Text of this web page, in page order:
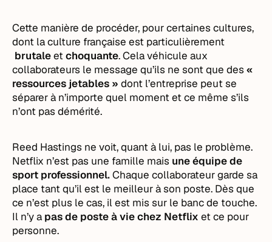
Cette manière de procéder, pour certaines cultures,
dont la culture française est particulièrement
brutaleetchoquante. Cela véhicule aux
collaborateurs le message qu’ils ne sont que des «
ressources jetables » dont l’entreprise peut se
séparer à n’importe quel moment et ce même s’ils
n’ont pas démérité.
Reed Hastings ne voit, quant à lui, pas le problème.
Netflix n’est pas une famille mais une équipe de
sport professionnel.Chaque collaborateur garde sa
place tant qu’il est le meilleur à son poste. Dès que
ce n’est plus le cas, il est mis sur le banc de touche.
Il n’y apas de poste à vie chez Netflix et ce pour
personne.